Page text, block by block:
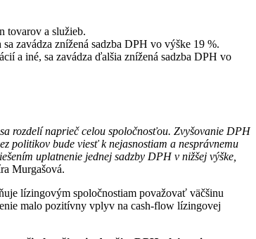
tovarov a služieb.
zavádza znížená sadzba DPH vo výške 19 %.
a iné, sa zavádza ďalšia znížená sadzba DPH vo
rozdelí naprieč celou spoločnosťou. Zvyšovanie DPH
politikov bude viesť k nejasnostiam a nesprávnemu
uplatnenie jednej sadzby DPH v nižšej výške,
Murgašová.
lízingovým spoločnostiam považovať väčšinu
malo pozitívny vplyv na cash-flow lízingovej